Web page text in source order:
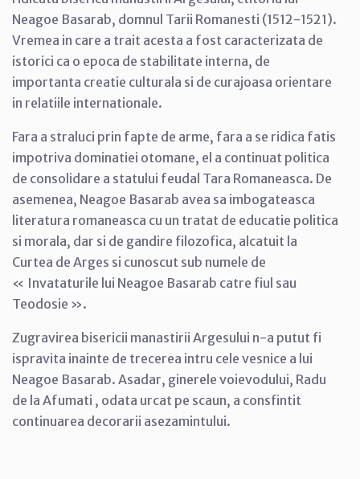
Neagoe Basarab, domnul Tarii Romanesti (1512-1521).
Vremea in care a trait acesta a fost caracterizata de
istorici ca o epoca de stabilitate interna, de
importanta creatie culturala si de curajoasa orientare
in relatiile internationale.
Fara a straluci prin fapte de arme, fara a se ridica fatis
impotriva dominatiei otomane, el a continuat politica
de consolidare a statului feudal Tara Romaneasca. De
asemenea, Neagoe Basarab avea sa imbogateasca
literatura romaneasca cu un tratat de educatie politica
si morala, dar si de gandire filozofica, alcatuit la
Curtea de Arges si cunoscut sub numele de
« Invataturile lui Neagoe Basarab catre fiul sau
Teodosie ».
Zugravirea bisericii manastirii Argesului n-a putut fi
ispravita inainte de trecerea intru cele vesnice a lui
Neagoe Basarab. Asadar, ginerele voievodului, Radu
de la Afumati , odata urcat pe scaun, a consfintit
continuarea decorarii asezamintului.